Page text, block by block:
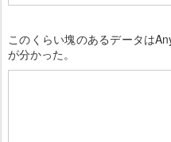
このくらい塊のあるデータは
が分かった。